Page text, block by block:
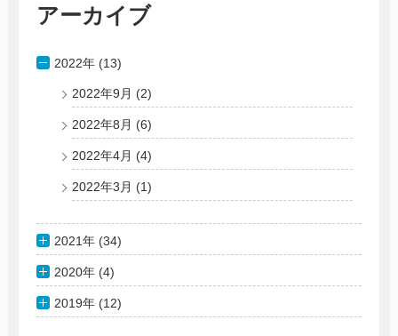
アーカイブ
2022年 (13)
2022年9月 (2)
2022年8月 (6)
2022年4月 (4)
2022年3月 (1)
2021年 (34)
2020年 (4)
2019年 (12)